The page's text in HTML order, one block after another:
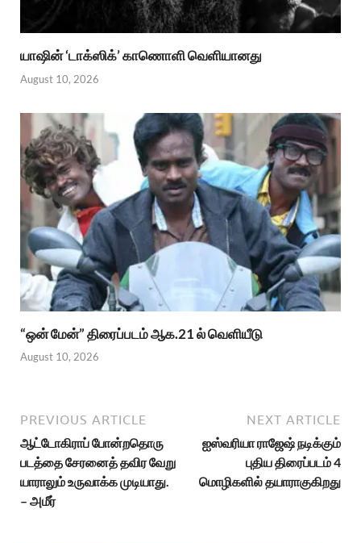
யாஷின் ‘டாக்ஸிக்’ காணொளி வெளியானது
August 10, 2026
“ஒன் மேன்” திரைப்படம் ஆக.21 ல் வெளியீடு
August 10, 2026
PREVIOUS ARTICLE
ஆட்டோகிராப் போன்றதொரு
படத்தை சேரனைத் தவிர வேறு
யாராலும் உருவாக்க முடியாது.
– அமீர்
NEXT ARTICLE
ஐஸ்வரியா ராஜேஷ் நடிக்கும்
புதிய திரைப்படம் 4
மொழிகளில் தயாராகுகிறது